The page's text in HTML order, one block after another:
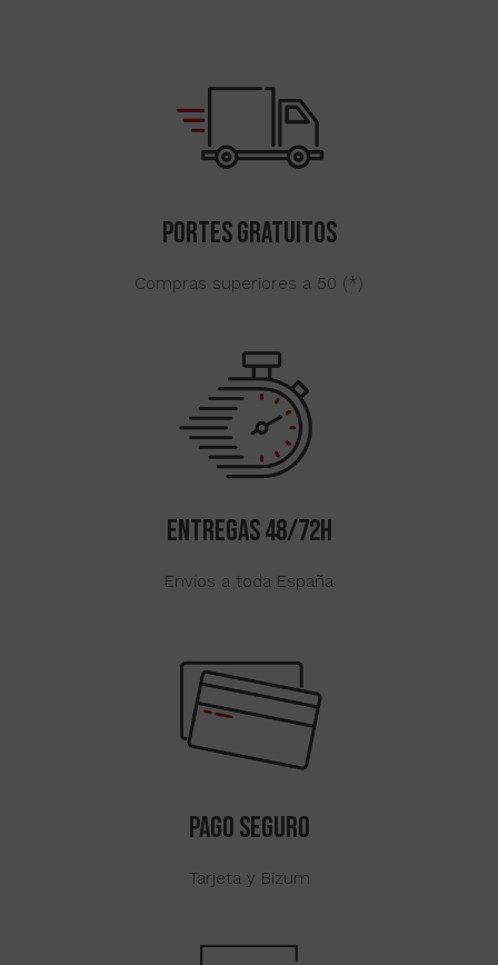
Portes gratuitos
Compras superiores a 50 (*)
ENTREGAS 48/72H
Envíos a toda España
PAGO SEGURO
Tarjeta y Bizum